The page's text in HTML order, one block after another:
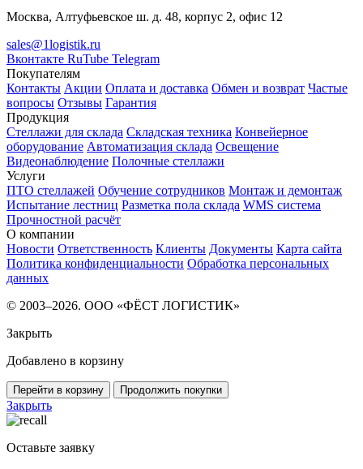
Москва, Алтуфьевское ш. д. 48, корпус 2, офис 12
sales@1logistik.ru
Вконтакте RuTube Telegram
Покупателям
Контакты Акции Оплата и доставка Обмен и возврат Частые
вопросы Отзывы Гарантия
Продукция
Стеллажи для склада Складская техника Конвейерное
оборудование Автоматизация склада Освещение
Видеонаблюдение Полочные стеллажи
Услуги
ПТО стеллажей Обучение сотрудников Монтаж и демонтаж
Испытание лестниц Разметка пола склада WMS система
Прочностной расчёт
О компании
Новости Ответственность Клиенты Документы Карта сайта
Политика конфиденциальности Обработка персональных
данных
© 2003–2026. ООО «ФЁСТ ЛОГИСТИК»
Закрыть
Добавлено в корзину
Перейти в корзину Продолжить покупки
Закрыть
Оставьте заявку